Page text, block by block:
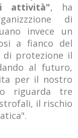
attività", ha
di
invece un
a fianco del
di protezione il
al futuro,
per il nostro
riguarda tre
il rischio